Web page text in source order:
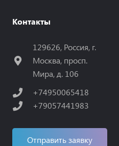
Контакты
129626, Россия, г.
Москва, просп.
Мира, д. 106
+74950065418
+79057441983
Отправить заявку